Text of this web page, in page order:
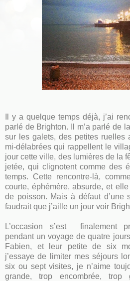
Il y a quelque temps déjà, j’ai
parlé de Brighton. Il m’a parlé de
sur les galets, des petites ruelles
mi-délabrées qui rappellent le
jour cette ville, des lumières de la
jetée, qui clignotent comme des
temps. Cette rencontre-là,
courte, éphémère, absurde, et
de poisson. Mais à défaut d’une
faudrait que j’aille un jour voir
L’occasion s’est finalement
pendant un voyage de quatre
Fabien, et leur petite de six
j’essaye de limiter mes séjours
six ou sept visites, je n’aime
grande, trop encombrée,